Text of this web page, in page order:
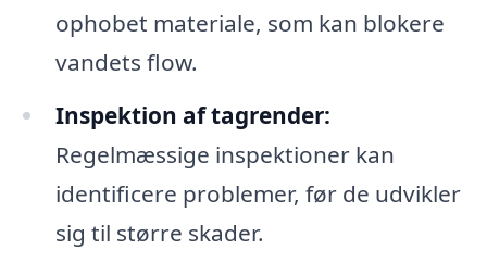
ophobet materiale, som kan blokere
vandets flow.
Inspektion af tagrender:
Regelmæssige inspektioner kan
identificere problemer, før de udvikler
sig til større skader.